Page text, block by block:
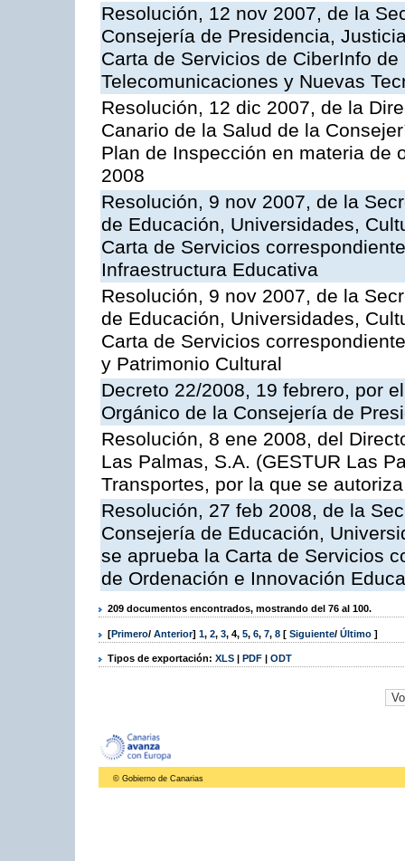
Resolución, 12 nov 2007, de la
Consejería de Presidencia,
Carta de Servicios de CiberInfo
Telecomunicaciones y Nuevas
Resolución, 12 dic 2007, de la
Canario de la Salud de la
Plan de Inspección en materia de
2008
Resolución, 9 nov 2007, de la
de Educación, Universidades,
Carta de Servicios
Infraestructura Educativa
Resolución, 9 nov 2007, de la
de Educación, Universidades,
Carta de Servicios
y Patrimonio Cultural
Decreto 22/2008, 19 febrero, por
Orgánico de la Consejería de
Resolución, 8 ene 2008, del
Las Palmas, S.A. (GESTUR Las
Transportes, por la que se
Resolución, 27 feb 2008, de la
Consejería de Educación,
se aprueba la Carta de Servicios
de Ordenación e Innovación
209 documentos encontrados, mostrando del 76 al 100.
[Primero/ Anterior] 1, 2, 3, 4, 5, 6, 7, 8 [ Siguiente/ Último ]
Tipos de exportación: XLS | PDF | ODT
© Gobierno de Canarias